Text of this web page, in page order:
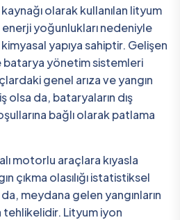
olarak kullanılan lityum
yoğunlukları nedeniyle
yapıya sahiptir. Gelişen
yönetim sistemleri
genel arıza ve yangın
olsa da, bataryaların dış
bağlı olarak patlama
motorlu araçlara kıyasla
çıkma olasılığı istatistiksel
meydana gelen yangınların
tehlikelidir. Lityum iyon